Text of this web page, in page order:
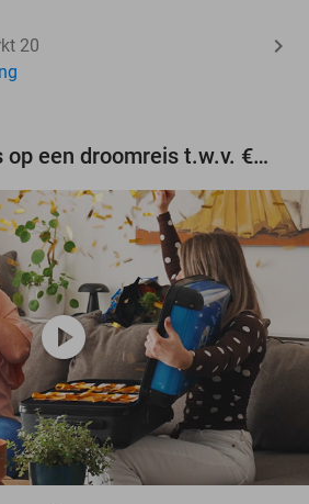
20
Maak gratis kans op een droomreis t.w.v. €3.000!
play_circle